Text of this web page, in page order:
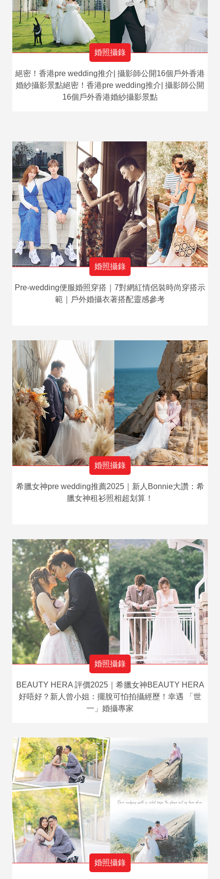
婚照攝錄
絕密！香港pre wedding推介| 攝影師公開16個戶外香港
婚紗攝影景點絕密！香港pre wedding推介| 攝影師公開
16個戶外香港婚紗攝影景點
婚照攝錄
Pre-wedding便服婚照穿搭｜7對網紅情侶裝時尚穿搭示
範｜戶外婚攝衣著搭配靈感參考
婚照攝錄
希臘女神pre wedding推薦2025｜新人Bonnie大讚：希
臘女神租衫照相超划算！
婚照攝錄
BEAUTY HERA 評價2025｜希臘女神BEAUTY HERA
好唔好？新人曾小姐：擺脫可怕拍攝經歷！幸遇 「世
一」婚攝專家
婚照攝錄